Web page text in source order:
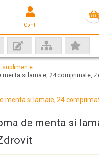
Cont
suplimente
menta si lamaie, 24 comprimate,
de menta si